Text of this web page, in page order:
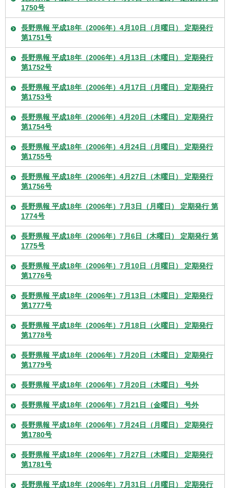
1750号
長野県報 平成18年（2006年）4月10日（月曜日） 定期発行
第1751号
長野県報 平成18年（2006年）4月13日（木曜日） 定期発行
第1752号
長野県報 平成18年（2006年）4月17日（月曜日） 定期発行
第1753号
長野県報 平成18年（2006年）4月20日（木曜日） 定期発行
第1754号
長野県報 平成18年（2006年）4月24日（月曜日） 定期発行
第1755号
長野県報 平成18年（2006年）4月27日（木曜日） 定期発行
第1756号
長野県報 平成18年（2006年）7月3日（月曜日） 定期発行 第
1774号
長野県報 平成18年（2006年）7月6日（木曜日） 定期発行 第
1775号
長野県報 平成18年（2006年）7月10日（月曜日） 定期発行
第1776号
長野県報 平成18年（2006年）7月13日（木曜日） 定期発行
第1777号
長野県報 平成18年（2006年）7月18日（火曜日） 定期発行
第1778号
長野県報 平成18年（2006年）7月20日（木曜日） 定期発行
第1779号
長野県報 平成18年（2006年）7月20日（木曜日） 号外
長野県報 平成18年（2006年）7月21日（金曜日） 号外
長野県報 平成18年（2006年）7月24日（月曜日） 定期発行
第1780号
長野県報 平成18年（2006年）7月27日（木曜日） 定期発行
第1781号
長野県報 平成18年（2006年）7月31日（月曜日） 定期発行